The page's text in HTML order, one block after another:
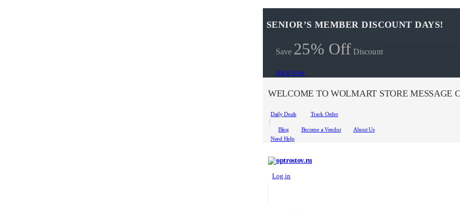
SENIOR’S MEMBER DISCOUNT DAYS!
Save 25% Off Discount
SHOP NOW
WELCOME TO WOLMART STORE MESSAGE
Daily Deals Track Order
Blog Become a Vendor
About Us
Need Help
Log in